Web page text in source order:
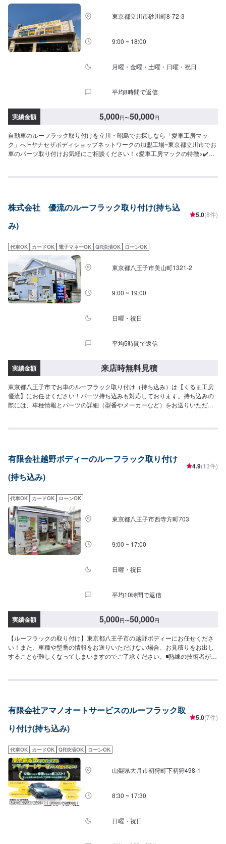
東京都立川市砂川町8-72-3
9:00 ~ 18:00
月曜・金曜・土曜・日曜・祝日
平均8時間で返信
実績金額 5,000円〜50,000円
自動車のルーフラック取り付けを立川・昭島でお探しなら「愛車工房マッ
ク」へ!~ヤナセザボディショップネットワークの加盟工場~東京都立川市でお
車のパーツ取り付けお気軽にご相談ください！<愛車工房マックの特徴>✔️見
をお送りください<作業の流れ>【1】オファーにてお問い合わせ【2】入庫・
しています。お車の作業中は代車をご利用ください。※代車の燃料代はお客様
にご負担いただいております。※状況により貸し出しできかねる場合もござい
ます。<定休日・営業時間>【平日】8:30～19:00【土曜】8:30～18:00【日曜
株式会社 優流のルーフラック取り付け(持ち込
み)
5.0(8件)
代車OK カードOK 電子マネーOK QR決済OK ローンOK
東京都八王子市美山町1321-2
9:00 ~ 19:00
日曜・祝日
平均5時間で返信
実績金額 来店時無料見積
東京都八王子市でお車のルーフラック取り付け（持ち込み）は【くるま工房
優流】にお任せください！パーツ持ち込みも対応しております。持ち込みの
際には、車種情報とパーツの詳細（型番やメーカーなど）をお送りいただき
プを研究して自社の技術へ取り込んできました。アマチュアレースからプロ
する。・おもてなしをすると言う謙虚な姿勢で応対する。私たちの企業理念
は基本中の基本かもしれません。それでも実直に着実に真っすぐに基本へこ
だわりたいと思っています。【お客様のニーズをお聞きしながら、お客様の
スタッフと最新の環境で、ご相談窓口から実際の鈑金塗装施工、納車に至る
までを一人の職人が担当しています。それはお客様との信頼を築くためでも
あり、納車までの期間を短縮するためでもあります。専門性の高さやスキル
の高いサービスをお客様に提供し「また来るよ！」と言っていただくプロセ
スが優流のトータルサービスです。【1】オファーにてお問い合わせ【2】お
見積り【3】お見積りにご納得いただければ作業開始【4】仕上がり次第納車
【代車について】代車をご用意しています。お車の作業中は代車をご利用く
業時間】定休日：日曜・祝日営業時間：9:00~19:00
有限会社越野ボディーのルーフラック取り付け
(持ち込み)
4.9(13件)
代車OK カードOK ローンOK
東京都八王子市西寺方町703
9:00 ~ 17:00
日曜・祝日
平均10時間で返信
実績金額 5,000円〜50,000円
【ルーフラックの取り付け】東京都八王子市の越野ボディーにお任せくださ
い！また、車種や型番の情報をお送りいただけない場合、お見積りをお出し
することが難しくなってしまいますのでご了承ください。◾熟練の技術者がお
もございます。創業３５年、自動車に関するあらゆるトラブルや故障、車
テナンスを行います。【納期について】通常:3日〜5日※車種や状態などによ
り前後することがあります。【お見積もり・代車無料】リサイクル部品を使
った修理や、無料代車手配などお客様のニーズに応えるお見積もりを実現し
り貸し出し出来かねる場合もございます。【定休日・営業時間】定休日：日
曜日、祝日営業時間：9:00~18:00【1】オファーにてお問い合わせ【2】お見
積り【3】お見積りにご納得いただければ作業開始【4】仕上がり次第納車
【ご注意】入庫の際はお気をつけてお越しください。駐車スペースは事務所
前の空いているスペースに駐車してください。受付はスタッフへ「メンテモ
で予約しました」とお伝えください。ご案内いたします。
有限会社アマノオートサービスのルーフラック取
り付け(持ち込み)
5.0(7件)
代車OK カードOK QR決済OK ローンOK
山梨県大月市初狩町下初狩498-1
8:30 ~ 17:30
日曜・祝日